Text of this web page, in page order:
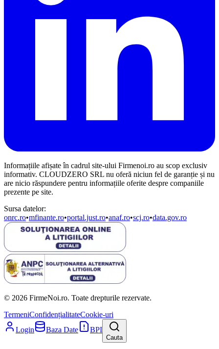
Informațiile afișate în cadrul site-ului Firmenoi.ro au scop exclusiv
informativ. CLOUDZERO SRL nu oferă niciun fel de garanție și nu
are nicio răspundere pentru informațiile oferite despre companiile
prezente pe site.
Sursa datelor:
onrc.ro•mfinante.ro•portal.just.ro•anaf.ro•scj.ro•data.gov.ro
© 2026 FirmeNoi.ro. Toate drepturile rezervate.
TermeniConfidențialitateCookie-uri
Login
Baza Date BPI
Cauta